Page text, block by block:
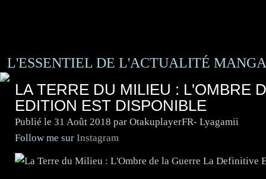
L'ESSENTIEL DE L'ACTUALITÉ
LA TERRE DU MILIEU : L'OMBRE
EDITION EST DISPONIBLE
Publié le 31 Août 2018 par OtakuplayerFR- Lyagamii
Follow me sur Instagram